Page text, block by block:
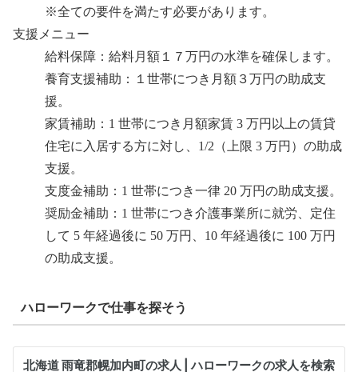
※全ての要件を満たす必要があります。
支援メニュー
給料保障：給料月額１７万円の水準を確保します。
養育支援補助：１世帯につき月額３万円の助成支
援。
家賃補助：1 世帯につき月額家賃 3 万円以上の賃貸
住宅に入居する方に対し、1/2（上限 3 万円）の助成
支援。
支度金補助：1 世帯につき一律 20 万円の助成支援。
奨励金補助：1 世帯につき介護事業所に就労、定住
して 5 年経過後に 50 万円、10 年経過後に 100 万円
の助成支援。
ハローワークで仕事を探そう